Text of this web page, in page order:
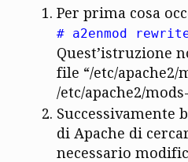
Per prima cosa
# a2enmod
Quest’istruzione
file “/etc/
/etc/apache2/
Successivamente
di Apache di
necessario